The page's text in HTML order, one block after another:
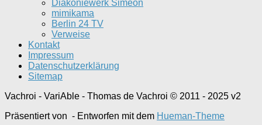
Diakoniewerk Simeon
mimikama
Berlin 24 TV
Verweise
Kontakt
Impressum
Datenschutzerklärung
Sitemap
Vachroi - VariAble - Thomas de Vachroi © 2011 - 2025 v2
Präsentiert von - Entworfen mit dem Hueman-Theme